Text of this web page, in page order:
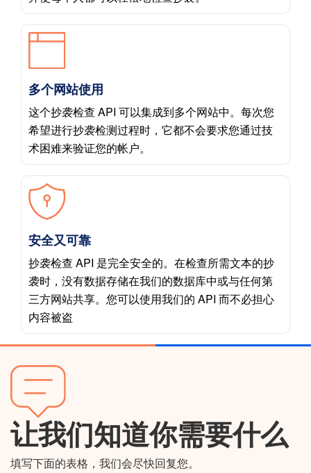
多个网站使用
这个抄袭检查 API 可以集成到多个网站中。每次您
希望进行抄袭检测过程时，它都不会要求您通过技
术困难来验证您的帐户。
安全又可靠
抄袭检查 API 是完全安全的。在检查所需文本的抄
袭时，没有数据存储在我们的数据库中或与任何第
三方网站共享。您可以使用我们的 API 而不必担心
内容被盗
让我们知道你需要什么
填写下面的表格，我们会尽快回复您。